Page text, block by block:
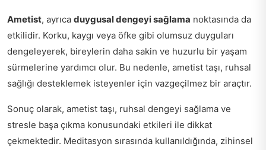
Ametist, ayrıca duygusal dengeyi sağlama noktasında da
etkilidir. Korku, kaygı veya öfke gibi olumsuz duyguları
dengeleyerek, bireylerin daha sakin ve huzurlu bir yaşam
sürmelerine yardımcı olur. Bu nedenle, ametist taşı, ruhsal
sağlığı desteklemek isteyenler için vazgeçilmez bir araçtır.
Sonuç olarak, ametist taşı, ruhsal dengeyi sağlama ve
stresle başa çıkma konusundaki etkileri ile dikkat
çekmektedir. Meditasyon sırasında kullanıldığında, zihinsel